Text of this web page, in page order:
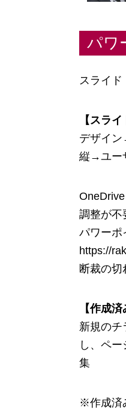
パワ
スライド
【スラ
デザイ
縦→ユー
調整が不
パワーポ
https://
断裁の切
【作成
新規の
し、ペ
集
※作成済